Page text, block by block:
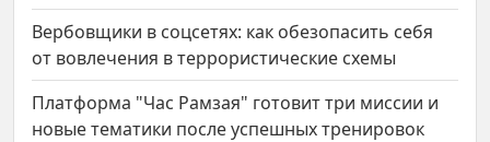
Вербовщики в соцсетях: как обезопасить себя
от вовлечения в террористические схемы
Платформа "Час Рамзая" готовит три миссии и
новые тематики после успешных тренировок